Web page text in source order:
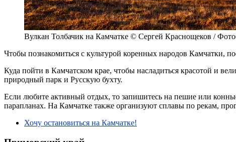
Вулкан Толбачик на Камчатке © Сергей Краснощеков /
Чтобы познакомиться с культурой коренных народов Камчатки,
Куда пойти в Камчатском крае, чтобы насладиться красотой и
природный парк и Русскую бухту.
Если любите активный отдых, то запишитесь на пешие или
парапланах. На Камчатке также организуют сплавы по рекам,
Хочу остановиться на Камчатке!